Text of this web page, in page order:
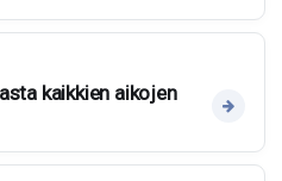
kaikkien aikojen